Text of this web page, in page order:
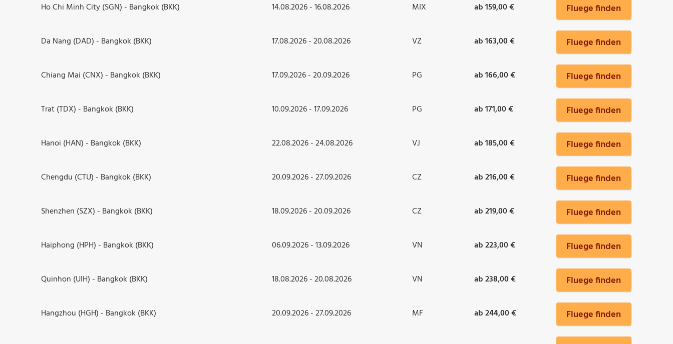
Ho Chi Minh City (SGN) - Bangkok (BKK) 14.08.2026 - 16.08.2026 MIX ab 159,00 € Fluege finden
Da Nang (DAD) - Bangkok (BKK) 17.08.2026 - 20.08.2026 VZ ab 163,00 € Fluege finden
Chiang Mai (CNX) - Bangkok (BKK) 17.09.2026 - 20.09.2026 PG ab 166,00 € Fluege finden
Trat (TDX) - Bangkok (BKK) 10.09.2026 - 17.09.2026 PG ab 171,00 € Fluege finden
Hanoi (HAN) - Bangkok (BKK) 22.08.2026 - 24.08.2026 VJ ab 185,00 € Fluege finden
Chengdu (CTU) - Bangkok (BKK) 20.09.2026 - 27.09.2026 CZ ab 216,00 € Fluege finden
Shenzhen (SZX) - Bangkok (BKK) 18.09.2026 - 20.09.2026 CZ ab 219,00 € Fluege finden
Haiphong (HPH) - Bangkok (BKK) 06.09.2026 - 13.09.2026 VN ab 223,00 € Fluege finden
Quinhon (UIH) - Bangkok (BKK) 18.08.2026 - 20.08.2026 VN ab 238,00 € Fluege finden
Hangzhou (HGH) - Bangkok (BKK) 20.09.2026 - 27.09.2026 MF ab 244,00 € Fluege finden